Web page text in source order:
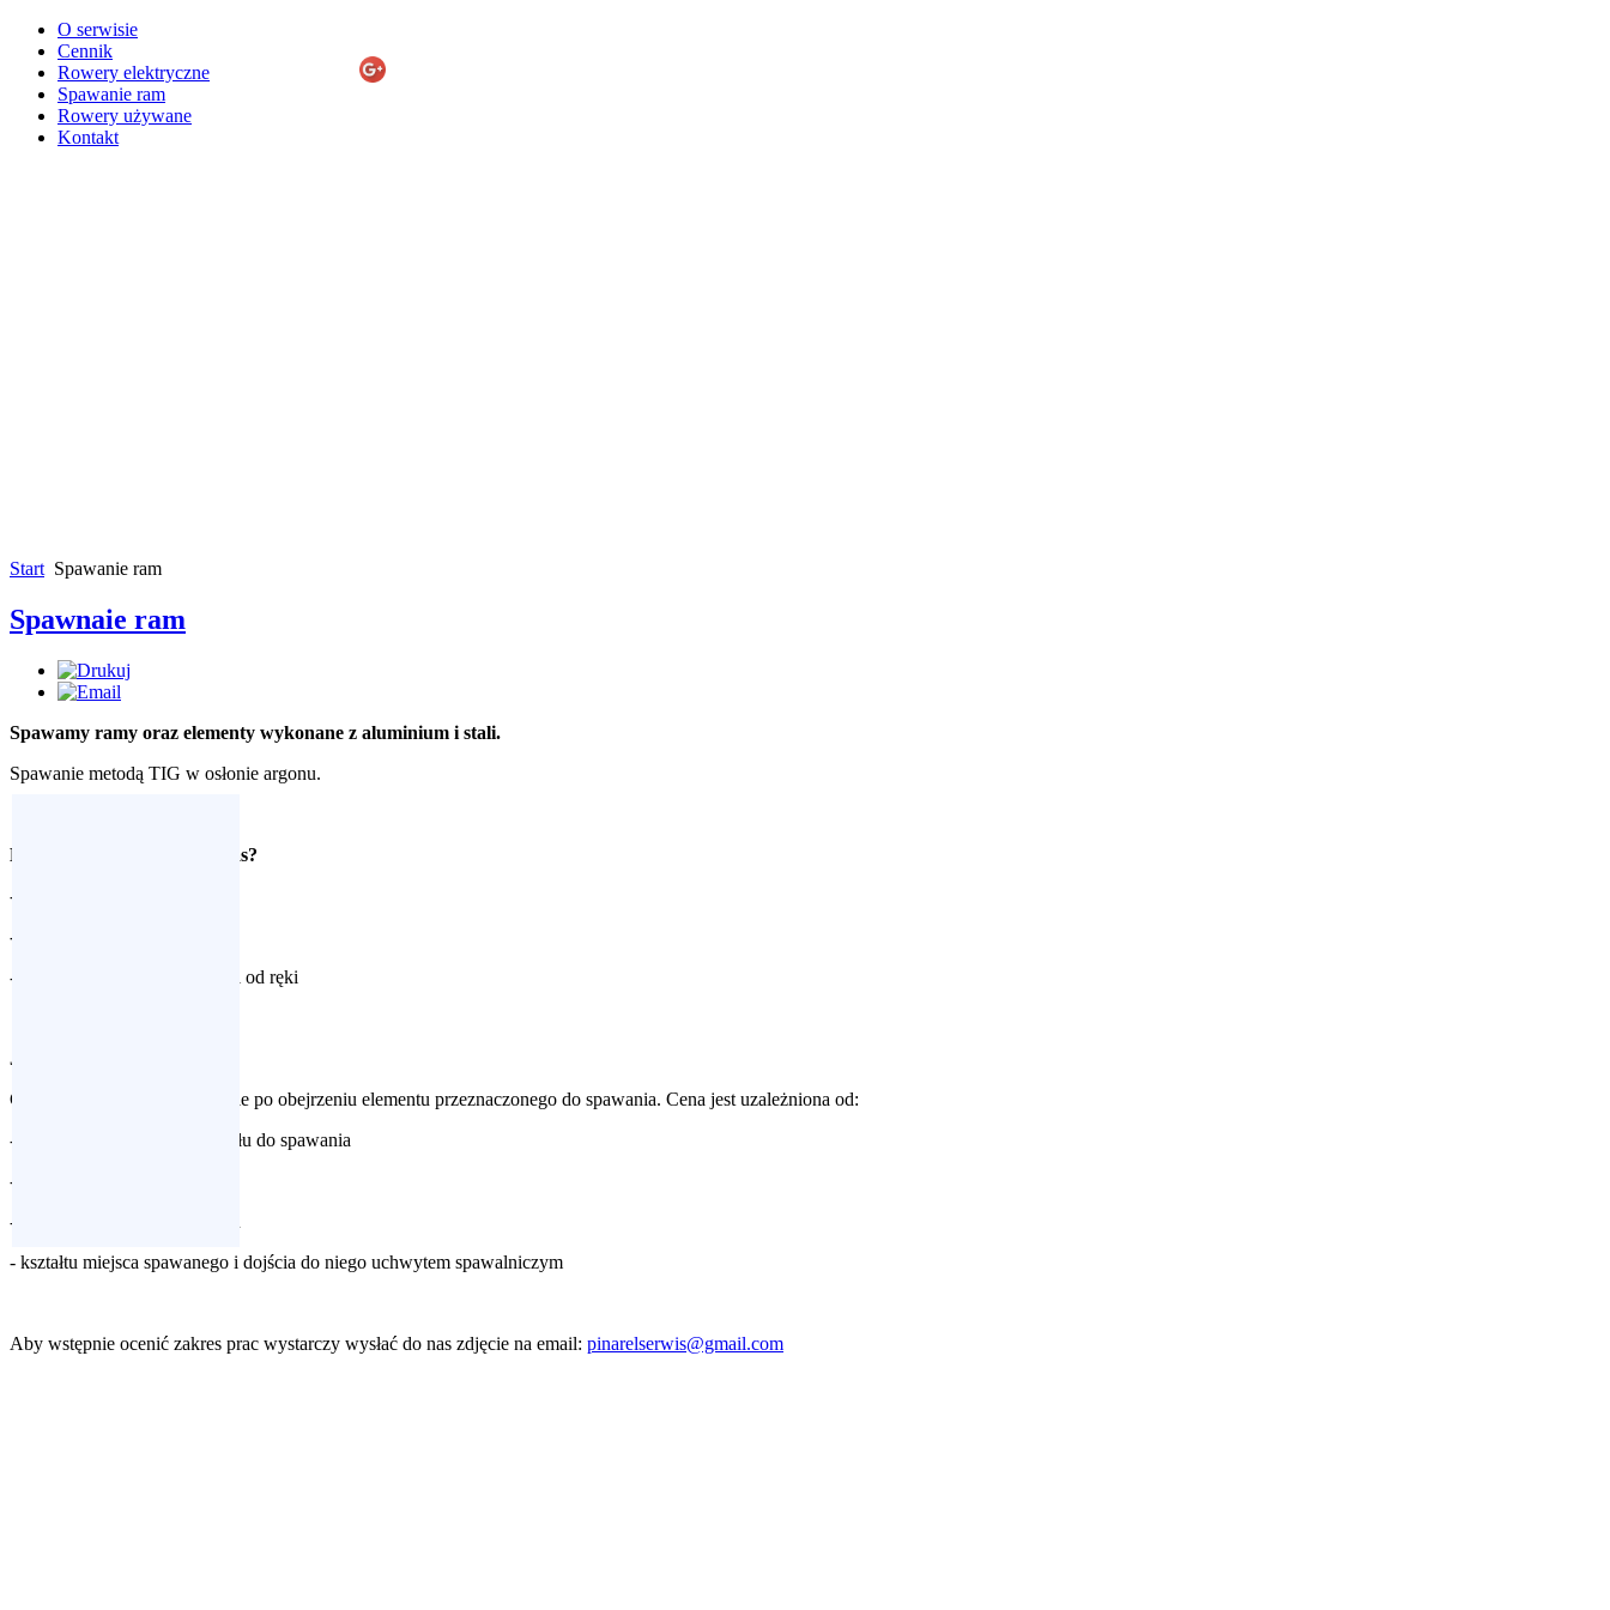
O serwisie
Cennik
Rowery elektryczne
Spawanie ram
Rowery używane
Kontakt
Start Spawanie ram
Spawnaie ram
Spawamy ramy oraz elementy wykonane z aluminium i stali.
Spawanie metodą TIG w osłonie argonu.
Dlaczego warto spawać u nas?
- konkurencyjne ceny
-
- możliwość wykonania usługi od ręki
Jakie są ceny usług?
Ceny ustalane są indywidualnie po obejrzeniu elementu przeznaczonego do spawania. Cena jest uzależniona od:
- stanu przygotowania materiału do spawania
- długości spawu
- rodzaju spawanego materiału
- kształtu miejsca spawanego i dojścia do niego uchwytem spawalniczym
Aby wstępnie ocenić zakres prac wystarczy wysłać do nas zdjęcie na email: pinarelserwis@gmail.com